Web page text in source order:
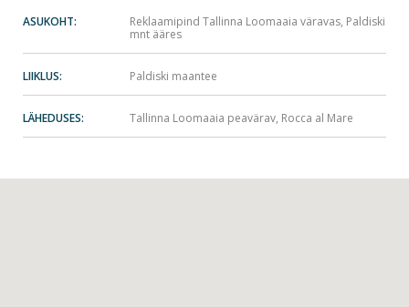
ASUKOHT:
Reklaamipind Tallinna Loomaaia väravas, Paldiski
mnt ääres
LIIKLUS: Paldiski maantee
LÄHEDUSES: Tallinna Loomaaia peavärav, Rocca al Mare